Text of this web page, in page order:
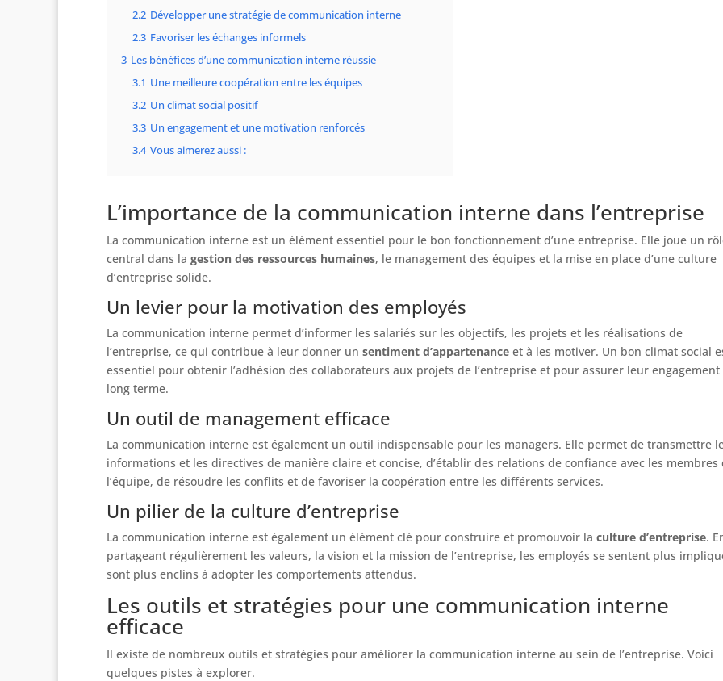
2.2 Développer une stratégie de communication interne
2.3 Favoriser les échanges informels
3 Les bénéfices d’une communication interne réussie
3.1 Une meilleure coopération entre les équipes
3.2 Un climat social positif
3.3 Un engagement et une motivation renforcés
3.4 Vous aimerez aussi :
L’importance de la communication interne dans l’entreprise
La communication interne est un élément essentiel pour le bon fonctionnement d’une entreprise. Elle joue un
central dans la gestion des ressources humaines, le management des équipes et la mise en place d’une culture
d’entreprise solide.
Un levier pour la motivation des employés
La communication interne permet d’informer les salariés sur les objectifs, les projets et les réalisations de
l’entreprise, ce qui contribue à leur donner un sentiment d’appartenance et à les motiver. Un bon climat social
essentiel pour obtenir l’adhésion des collaborateurs aux projets de l’entreprise et pour assurer leur engagement
long terme.
Un outil de management efficace
La communication interne est également un outil indispensable pour les managers. Elle permet de transmettre
informations et les directives de manière claire et concise, d’établir des relations de confiance avec les membres
l’équipe, de résoudre les conflits et de favoriser la coopération entre les différents services.
Un pilier de la culture d’entreprise
La communication interne est également un élément clé pour construire et promouvoir la culture d’entreprise.
partageant régulièrement les valeurs, la vision et la mission de l’entreprise, les employés se sentent plus
sont plus enclins à adopter les comportements attendus.
Les outils et stratégies pour une communication interne
efficace
Il existe de nombreux outils et stratégies pour améliorer la communication interne au sein de l’entreprise. Voici
quelques pistes à explorer.